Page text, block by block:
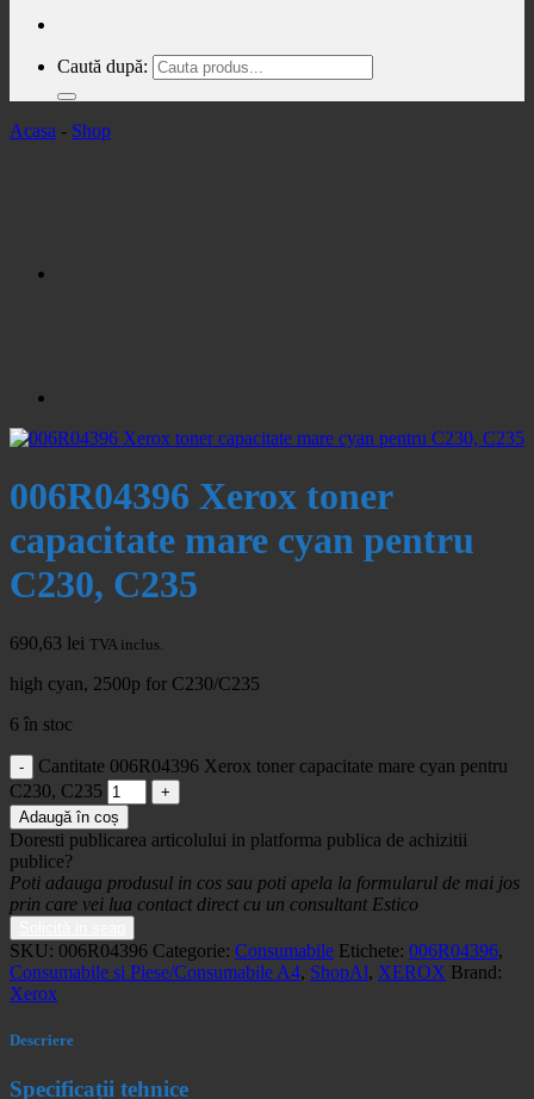
Caută după:
Acasa - Shop
006R04396 Xerox toner
capacitate mare cyan pentru
C230, C235
690,63 lei TVA inclus.
high cyan, 2500p for C230/C235
6 în stoc
Cantitate 006R04396 Xerox toner capacitate mare cyan pentru
C230, C235
Adaugă în coș
Doresti publicarea articolului in platforma publica de achizitii
publice?
Poti adauga produsul in cos sau poti apela la formularul de mai jos
prin care vei lua contact direct cu un consultant Estico
SKU: 006R04396 Categorie: Consumabile Etichete: 006R04396,
Consumabile si Piese/Consumabile A4, ShopAl, XEROX Brand:
Xerox
Descriere
Specificații tehnice